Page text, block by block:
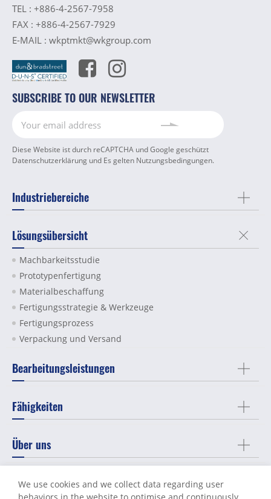
TEL : +886-4-2567-7958
FAX : +886-4-2567-7929
E-MAIL : wkptmkt@wkgroup.com
SUBSCRIBE TO OUR NEWSLETTER
Diese Website ist durch reCAPTCHA und Google geschützt
Datenschutzerklärung und Es gelten Nutzungsbedingungen.
Industriebereiche
Lösungsübersicht
Machbarkeitsstudie
Prototypenfertigung
Materialbeschaffung
Fertigungsstrategie & Werkzeuge
Fertigungsprozess
Verpackung und Versand
Bearbeitungsleistungen
Fähigkeiten
Über uns
Support
We use cookies and we collect data regarding user